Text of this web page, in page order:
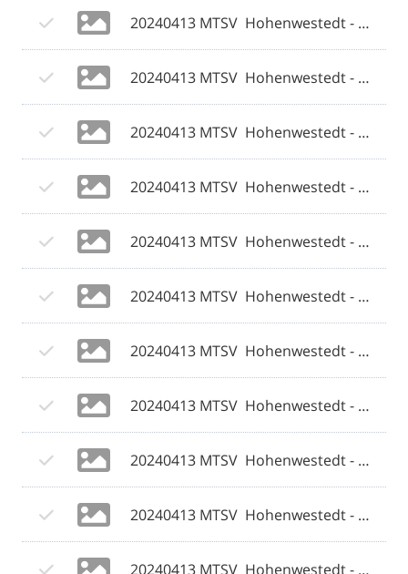
20240413 MTSV  Hohenwestedt - Weiche Flensburg 08 II 032 © 2024 Olaf Wegerich.jpg
20240413 MTSV  Hohenwestedt - Weiche Flensburg 08 II 033 © 2024 Olaf Wegerich.jpg
20240413 MTSV  Hohenwestedt - Weiche Flensburg 08 II 034 © 2024 Olaf Wegerich.jpg
20240413 MTSV  Hohenwestedt - Weiche Flensburg 08 II 035 © 2024 Olaf Wegerich.jpg
20240413 MTSV  Hohenwestedt - Weiche Flensburg 08 II 036 © 2024 Olaf Wegerich.jpg
20240413 MTSV  Hohenwestedt - Weiche Flensburg 08 II 037 © 2024 Olaf Wegerich.jpg
20240413 MTSV  Hohenwestedt - Weiche Flensburg 08 II 038 © 2024 Olaf Wegerich.jpg
20240413 MTSV  Hohenwestedt - Weiche Flensburg 08 II 039 © 2024 Olaf Wegerich.jpg
20240413 MTSV  Hohenwestedt - Weiche Flensburg 08 II 040 © 2024 Olaf Wegerich.jpg
20240413 MTSV  Hohenwestedt - Weiche Flensburg 08 II 041 © 2024 Olaf Wegerich.jpg
20240413 MTSV  Hohenwestedt - Weiche Flensburg 08 II 042 © 2024 Olaf Wegerich.jpg